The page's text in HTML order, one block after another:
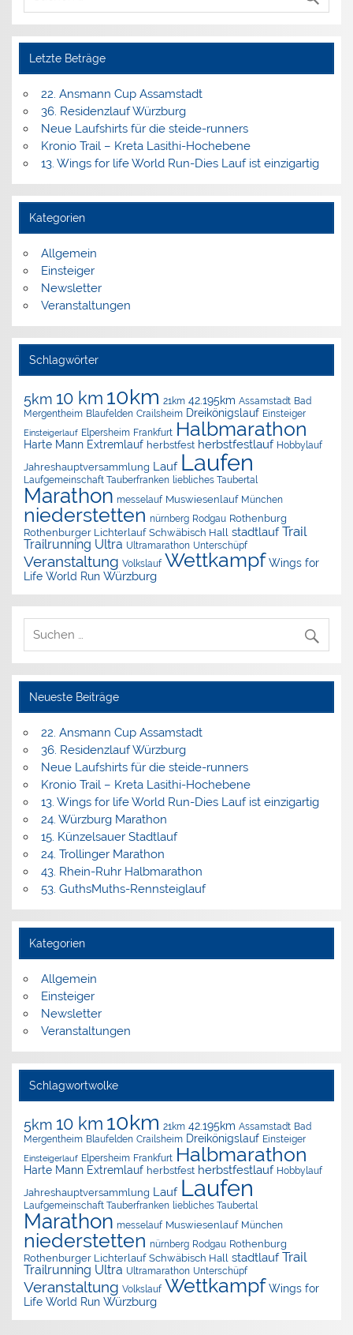
Letzte Beträge
22. Ansmann Cup Assamstadt
36. Residenzlauf Würzburg
Neue Laufshirts für die steide-runners
Kronio Trail – Kreta Lasithi-Hochebene
13. Wings for life World Run-Dies Lauf ist einzigartig
Kategorien
Allgemein
Einsteiger
Newsletter
Veranstaltungen
Schlagwörter
5km 10 km 10km 21km 42.195km Assamstadt Bad
Mergentheim Blaufelden Crailsheim Dreikönigslauf Einsteiger
Einsteigerlauf Elpersheim Frankfurt Halbmarathon
Harte Mann Extremlauf herbstfest herbstfestlauf Hobbylauf
Jahreshauptversammlung Lauf Laufen
Laufgemeinschaft Tauberfranken liebliches Taubertal
Marathon messelauf Muswiesenlauf München
niederstetten nürnberg Rodgau Rothenburg
Rothenburger Lichterlauf Schwäbisch Hall stadtlauf Trail
Trailrunning Ultra Ultramarathon Unterschüpf
Veranstaltung Volkslauf Wettkampf Wings for
Life World Run Würzburg
Neueste Beiträge
22. Ansmann Cup Assamstadt
36. Residenzlauf Würzburg
Neue Laufshirts für die steide-runners
Kronio Trail – Kreta Lasithi-Hochebene
13. Wings for life World Run-Dies Lauf ist einzigartig
24. Würzburg Marathon
15. Künzelsauer Stadtlauf
24. Trollinger Marathon
43. Rhein-Ruhr Halbmarathon
53. GuthsMuths-Rennsteiglauf
Kategorien
Allgemein
Einsteiger
Newsletter
Veranstaltungen
Schlagwortwolke
5km 10 km 10km 21km 42.195km Assamstadt Bad
Mergentheim Blaufelden Crailsheim Dreikönigslauf Einsteiger
Einsteigerlauf Elpersheim Frankfurt Halbmarathon
Harte Mann Extremlauf herbstfest herbstfestlauf Hobbylauf
Jahreshauptversammlung Lauf Laufen
Laufgemeinschaft Tauberfranken liebliches Taubertal
Marathon messelauf Muswiesenlauf München
niederstetten nürnberg Rodgau Rothenburg
Rothenburger Lichterlauf Schwäbisch Hall stadtlauf Trail
Trailrunning Ultra Ultramarathon Unterschüpf
Veranstaltung Volkslauf Wettkampf Wings for
Life World Run Würzburg